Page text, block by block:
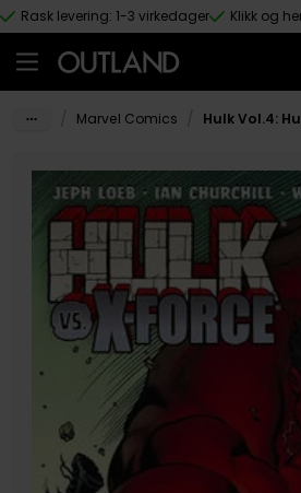
Hopp til hovedinnhold
Rask levering: 1-3 virkedager Klikk og
Marvel Comics Hulk Vol.4: